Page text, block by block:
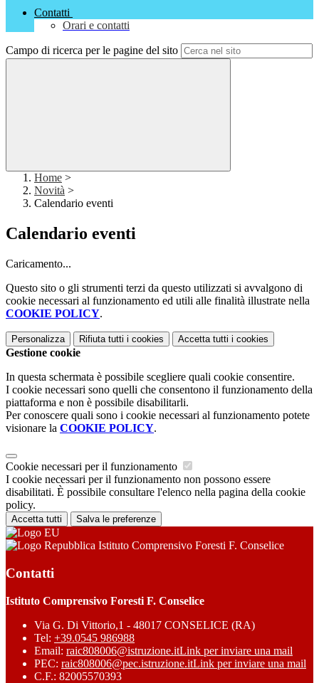
Contatti
Orari e contatti
Campo di ricerca per le pagine del sito
Home >
Novità >
Calendario eventi
Calendario eventi
Caricamento...
Questo sito o gli strumenti terzi da questo utilizzati si avvalgono di
cookie necessari al funzionamento ed utili alle finalità illustrate nella
COOKIE POLICY.
Personalizza Rifiuta tutti i cookies Accetta tutti i cookies
Gestione cookie
In questa schermata è possibile scegliere quali cookie consentire.
I cookie necessari sono quelli che consentono il funzionamento della
piattaforma e non è possibile disabilitarli.
Per conoscere quali sono i cookie necessari al funzionamento potete
visionare la COOKIE POLICY.
Cookie necessari per il funzionamento
I cookie necessari per il funzionamento non possono essere
disabilitati. È possibile consultare l'elenco nella pagina della cookie
policy.
Accetta tutti Salva le preferenze
Istituto Comprensivo Foresti F. Conselice
Contatti
Istituto Comprensivo Foresti F. Conselice
Via G. Di Vittorio,1 - 48017 CONSELICE (RA)
Tel: +39.0545 986988
Email: raic808006@istruzione.itLink per inviare una mail
PEC: raic808006@pec.istruzione.itLink per inviare una mail
C.F.: 82005570393